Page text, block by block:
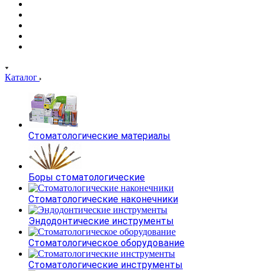
Каталог
Стоматологические материалы
Боры стоматологические
Стоматологические наконечники
Эндодонтические инструменты
Стоматологическое оборудование
Стоматологические инструменты